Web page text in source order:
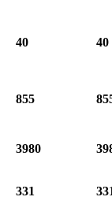
40 40
855
3980
331